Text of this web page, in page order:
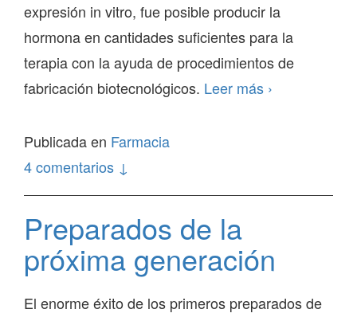
expresión in vitro, fue posible producir la
hormona en cantidades suficientes para la
terapia con la ayuda de procedimientos de
fabricación biotecnológicos. Leer más Preparados
›
Publicada en Farmacia
4 comentarios ↓
Preparados de la
próxima generación
El enorme éxito de los primeros preparados de